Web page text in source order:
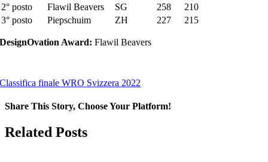
2° posto
Flawil Beavers SG 258
210
3° posto
Piepschuim ZH 227 215
DesignOvation Award:Flawil Beavers
Classifica finale WRO Svizzera 2022
Share This Story, Choose Your Platform!
Facebook
Related Posts